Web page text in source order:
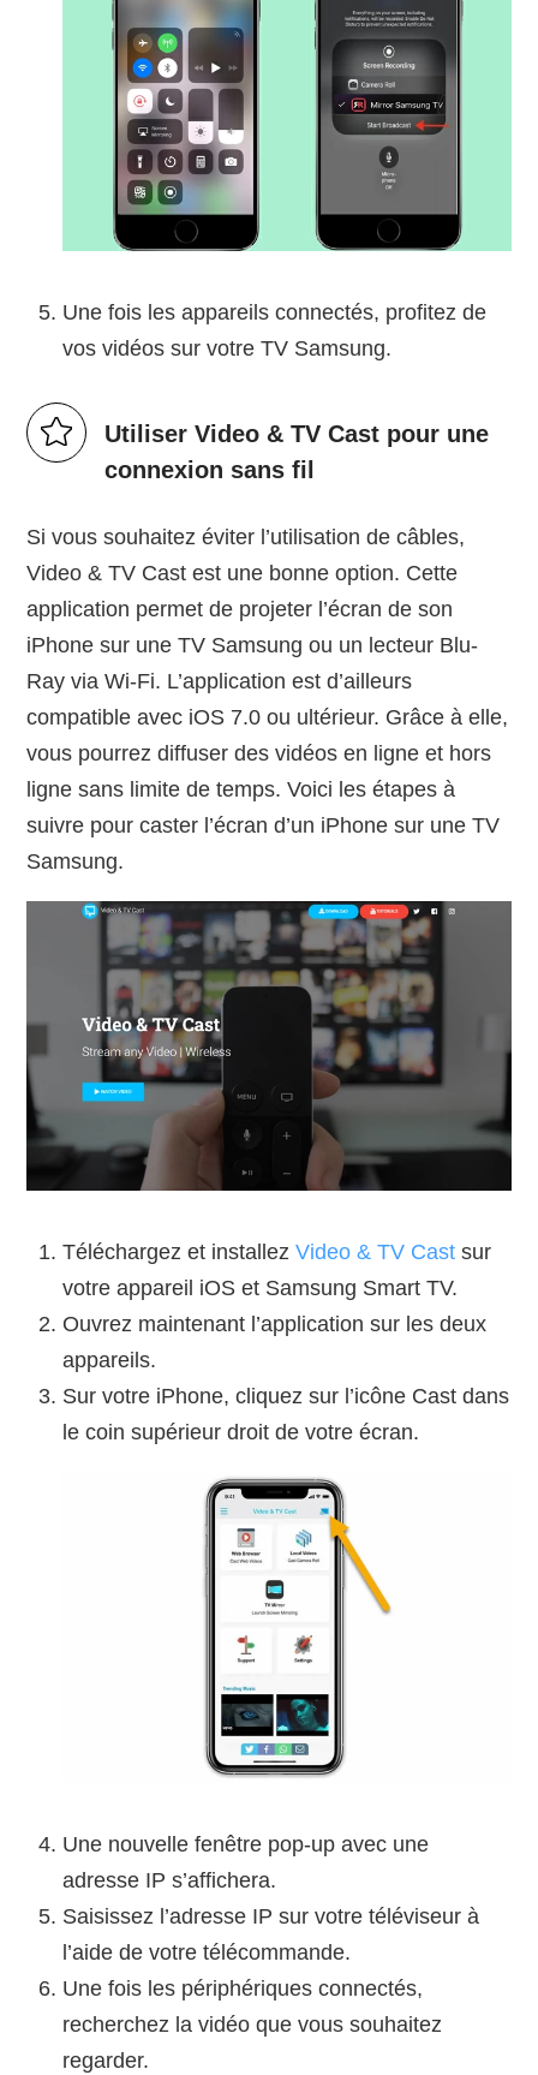
Une fois les appareils connectés, profitez de
vos vidéos sur votre TV Samsung.
Utiliser Video & TV Cast pour une
connexion sans fil
Si vous souhaitez éviter l’utilisation de câbles,
Video & TV Cast est une bonne option. Cette
application permet de projeter l’écran de son
iPhone sur une TV Samsung ou un lecteur Blu-
Ray via Wi-Fi. L’application est d’ailleurs
compatible avec iOS 7.0 ou ultérieur. Grâce à elle,
vous pourrez diffuser des vidéos en ligne et hors
ligne sans limite de temps. Voici les étapes à
suivre pour caster l’écran d’un iPhone sur une TV
Samsung.
Téléchargez et installezVideo & TV Cast sur
votre appareil iOS et Samsung Smart TV.
Ouvrez maintenant l’application sur les deux
appareils.
Sur votre iPhone, cliquez sur l’icône Cast dans
le coin supérieur droit de votre écran.
Une nouvelle fenêtre pop-up avec une
adresse IP s’affichera.
Saisissez l’adresse IP sur votre téléviseur à
l’aide de votre télécommande.
Une fois les périphériques connectés,
recherchez la vidéo que vous souhaitez
regarder.